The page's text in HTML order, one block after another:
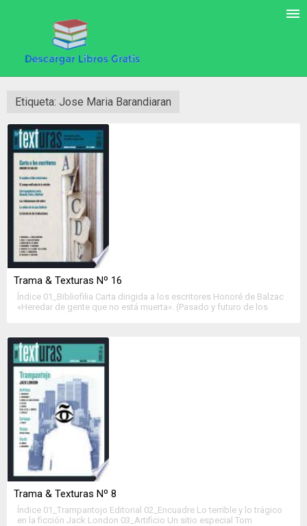
Etiqueta: Jose Maria Barandiaran
Trama & Texturas Nº 16
Índice 01_Bibliofilia Carta dirigida a los escritores Honoré de Balzac
«Heredar de gente que no está muerta». (Pasado y futuro de los
el contexto: teoría del campo unificado de la edición Brian F. O’Leary
«Ahora se […]
Trama & Texturas Nº 8
Índice 01_Trampantojo Editorial 02_Encuadre Lo terrible y lo trágico
en la ficción Jack London 03_Artificio Un sitio especial Tom